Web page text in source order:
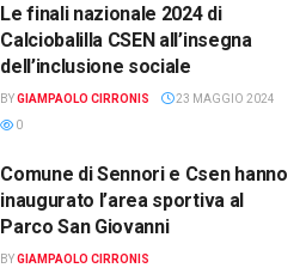
Le finali nazionale 2024 di
Calciobalilla CSEN all’insegna
dell’inclusione sociale
BYGIAMPAOLO CIRRONIS
23 MAGGIO 2024
0
Comune di Sennori e Csen hanno
inaugurato l’area sportiva al
Parco San Giovanni
BYGIAMPAOLO CIRRONIS